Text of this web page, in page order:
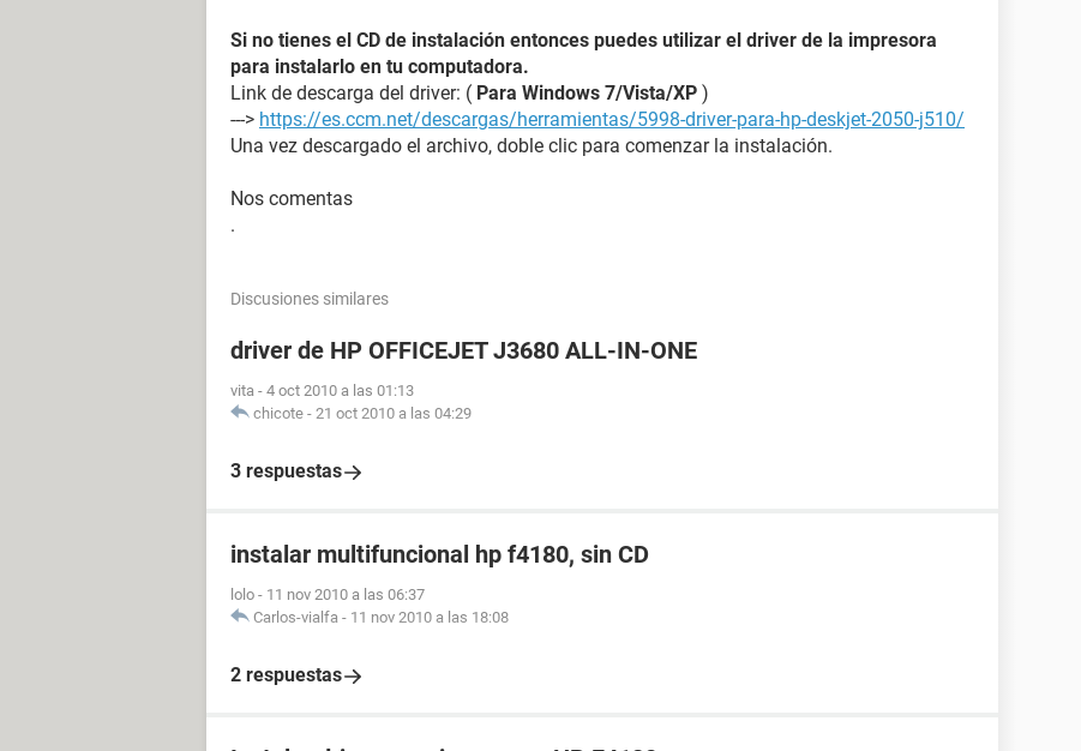
Si no tienes el CD de instalación entonces puedes utilizar el driver de la impresora
para instalarlo en tu computadora.
Link de descarga del driver: ( Para Windows 7/Vista/XP )
---> https://es.ccm.net/descargas/herramientas/5998-driver-para-hp-deskjet-2050-j510/
Una vez descargado el archivo, doble clic para comenzar la instalación.
Nos comentas
.
Discusiones similares
driver de HP OFFICEJET J3680 ALL-IN-ONE
vita - 4 oct 2010 a las 01:13
chicote - 21 oct 2010 a las 04:29
3 respuestas
instalar multifuncional hp f4180, sin CD
lolo - 11 nov 2010 a las 06:37
Carlos-vialfa - 11 nov 2010 a las 18:08
2 respuestas